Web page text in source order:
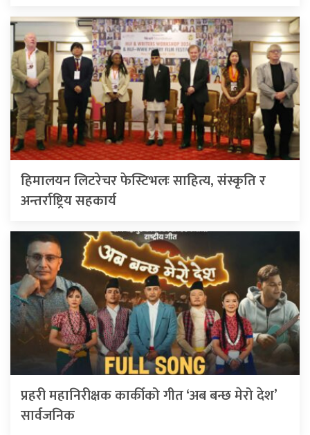
हिमालयन लिटरेचर फेस्टिभलः साहित्य, संस्कृति र
अन्तर्राष्ट्रिय सहकार्य
प्रहरी महानिरीक्षक कार्कीको गीत ‘अब बन्छ मेरो देश’
सार्वजनिक